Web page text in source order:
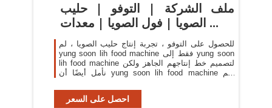
ملف الشركة | التوفو | حليب
الصويا | فول الصويا | معدات ...
للحصول على التوفو ، تجربة إنتاج حليب الصويا ، لم
yung soon lih food machine فقط إلى yung soon
lih food machine لتصميم خط إنتاجهم الجاهز ولكن
نأمل أيضًا أن yung soon lih food machine لهم
احصل على السعر